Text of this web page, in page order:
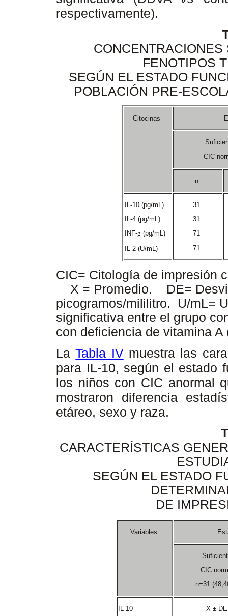
respectivamente).
FENOTIPOS
SEGÚN EL ESTADO
POBLACIÓN PRE-
Citocinas
CIC
n
IL-10 (pg/mL)
IL-4 (pg/mL)
INF-g (pg/mL)
IL-2 (U/mL)
31
31
71
71
CIC= Citología de
X = Promedio. DE=
picogramos/mililitro. U/mL=
significativa entre el grupo
con deficiencia de vitamina
LaTabla IVmuestra las
para IL-10, según el estado
los niños con CIC anormal
mostraron diferencia
etáreo, sexo y raza.
CARACTERÍSTICAS
SEGÚN EL ESTADO
DE
Variables
CIC
n=31
IL-10
X ±